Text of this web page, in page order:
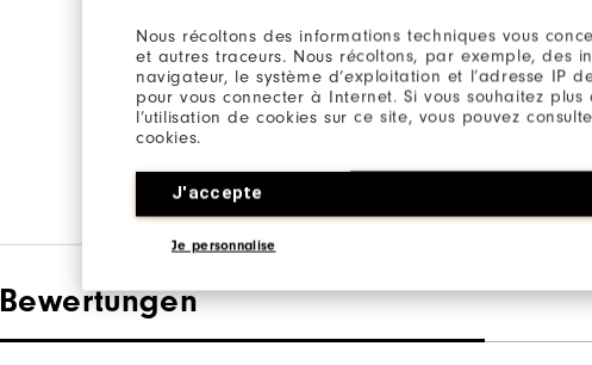
Nous récoltons des informations techniques vous
et autres traceurs. Nous récoltons, par exemple, des
navigateur, le système d’exploitation et l’adresse IP
pour vous connecter à Internet. Si vous souhaitez plus
l’utilisation de cookies sur ce site, vous pouvez
cookies.
J'accepte
Je personnalise
MATERIAL
88% Polyester / 12% Elasthan
Bewertungen